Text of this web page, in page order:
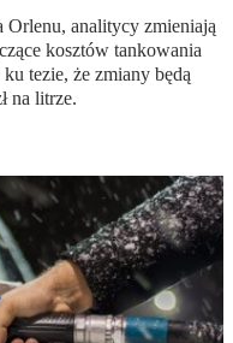
Orlenu, analitycy zmieniają
kosztów tankowania
ku tezie, że zmiany będą
na litrze.